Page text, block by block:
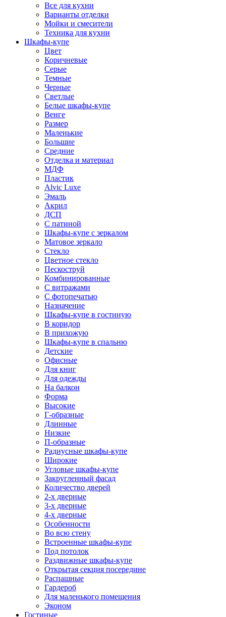
Все для кухни
Варианты отделки
Мойки и смесители
Техника для кухни
Шкафы-купе
Цвет
Коричневые
Серые
Темные
Черные
Светлые
Белые шкафы-купе
Венге
Размер
Маленькие
Большие
Средние
Отделка и материал
МДФ
Пластик
Alvic Luxe
Эмаль
Акрил
ДСП
С патиной
Шкафы-купе с зеркалом
Матовое зеркало
Стекло
Цветное стекло
Пескоструй
Комбинированные
С витражами
С фотопечатью
Назначение
Шкафы-купе в гостиную
В коридор
В прихожую
Шкафы-купе в спальню
Детские
Офисные
Для книг
Для одежды
На балкон
Форма
Высокие
Г-образные
Длинные
Низкие
П-образные
Радиусные шкафы-купе
Широкие
Угловые шкафы-купе
Закругленный фасад
Количество дверей
2-х дверные
3-х дверные
4-х дверные
Особенности
Во всю стену
Встроенные шкафы-купе
Под потолок
Раздвижные шкафы-купе
Открытая секция посередине
Распашные
Гардероб
Для маленького помещения
Эконом
Гостиные